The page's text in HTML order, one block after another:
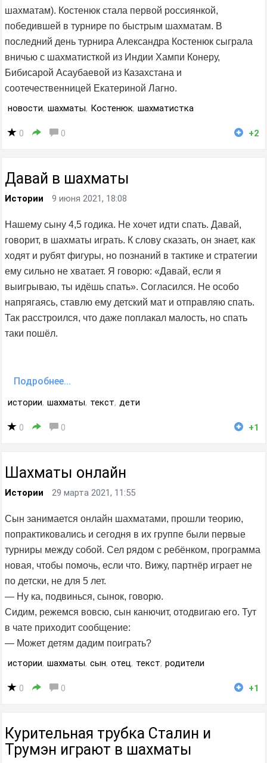
шахматам). Костенюк стала первой россиянкой,
победившей в турнире по быстрым шахматам. В
последний день турнира Александра Костенюк сыграла
вничью с шахматисткой из Индии Хампи Конеру,
Бибисарой Асаубаевой из Казахстана и
соотечественницей Екатериной Лагно.
новости, шахматы, Костенюк, шахматистка
0 0 +2
Давай в шахматы
Истории 9 июня 2021, 18:08
Нашему сыну 4,5 годика. Не хочет идти спать. Давай,
говорит, в шахматы играть. К слову сказать, он знает, как
ходят и рубят фигуры, но познаний в тактике и стратегии
ему сильно не хватает. Я говорю: «Давай, если я
выигрываю, ты идёшь спать». Согласился. Не особо
напрягаясь, ставлю ему детский мат и отправляю спать.
Так расстроился, что даже поплакал малость, но спать
таки пошёл.
Подробнее...
истории, шахматы, текст, дети
0 0 +1
Шахматы онлайн
Истории 29 марта 2021, 11:55
Сын занимается онлайн шахматами, прошли теорию,
попрактиковались и сегодня в их группе были первые
турниры между собой. Сел рядом с ребёнком, программа
новая, чтобы помочь, если что. Вижу, партнёр играет не
по детски, не для 5 лет.
— Ну ка, подвинься, сынок, говорю.
Сидим, режемся вовсю, сын канючит, отодвигаю его. Тут
в чате приходит сообщение:
— Может детям дадим поиграть?
истории, шахматы, сын, отец, текст, родители
0 0 +1
Курительная трубка Сталин и
Трумэн играют в шахматы